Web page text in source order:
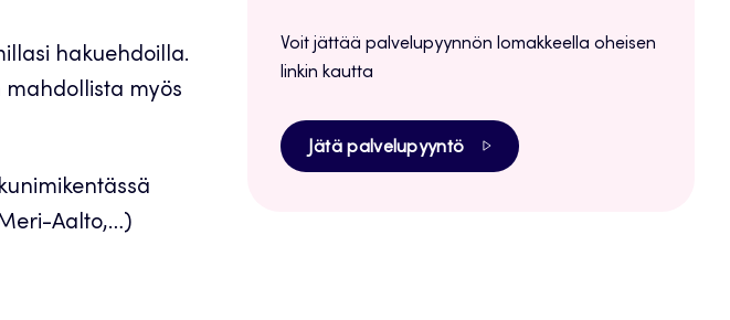
hakuehdoilla.
mahdollista myös
Aalto,…)
Voit jättää palvelupyynnön lomakkeella oheisen
linkin kautta
Jätä palvelupyyntö